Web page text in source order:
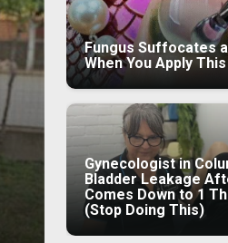
Fungus Suffocates
When You Apply
Gynecologist in
Bladder Leakage
Comes Down to 1
(Stop Doing This)